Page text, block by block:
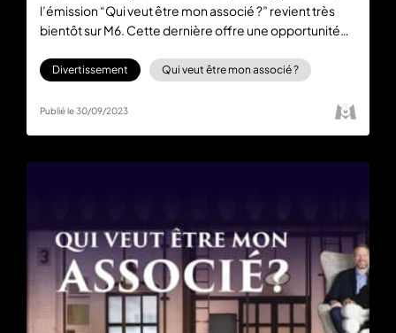
l’émission “Qui veut être mon associé ?” revient très
bientôt sur M6. Cette dernière offre une opportunité
leur entreprise devant un panel d'investisseurs. Tony
prochaine saison. On vous en parle dans cet article !
Divertissement Qui veut être mon associé ?
Publié le 30/09/2023